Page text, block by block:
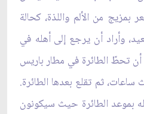
من الألم واللذة، كحالة
وأراد أن يرجع إلى أهله في
تحطّ الطائرة في مطار باريس
ثم تقلع بعدها الطائرة.
بموعد الطائرة حيث سيكونون